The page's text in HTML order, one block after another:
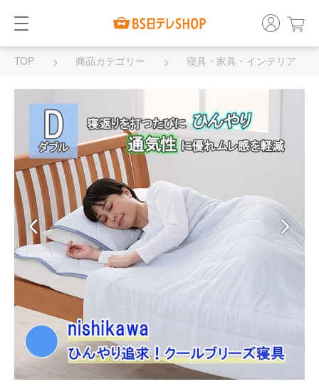
TOP 商品カテゴリー
寝具・家具・インテリア
寝具